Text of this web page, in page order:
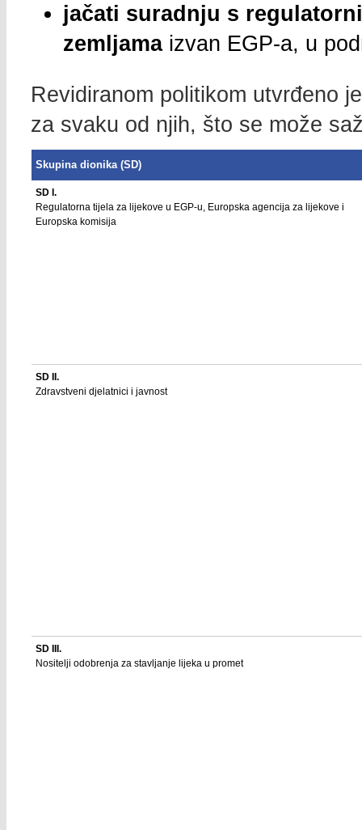
jačati suradnju s
zemljamaizvan EGP-a, u
Revidiranom politikom utvrđeno
za svaku od njih, što se može
Skupina dionika (SD)
SD I.
Regulatorna tijela za lijekove u EGP-u, Europska agencija za lijekove i
Europska komisija
SD II.
Zdravstveni djelatnici i javnost
SD III.
Nositelji odobrenja za stavljanje lijeka u promet